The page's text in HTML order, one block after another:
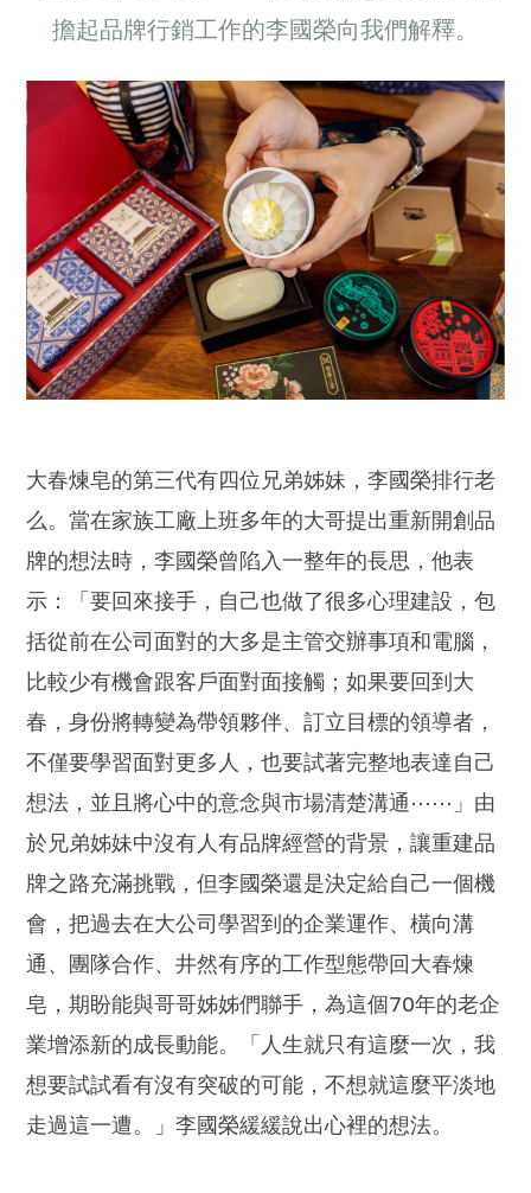
擔起品牌行銷工作的李國榮向我們解釋。
大春煉皂的第三代有四位兄弟姊妹，李國榮排行老
么。當在家族工廠上班多年的大哥提出重新開創品
牌的想法時，李國榮曾陷入一整年的長思，他表
示：「要回來接手，自己也做了很多心理建設，包
括從前在公司面對的大多是主管交辦事項和電腦，
比較少有機會跟客戶面對面接觸；如果要回到大
春，身份將轉變為帶領夥伴、訂立目標的領導者，
不僅要學習面對更多人，也要試著完整地表達自己
想法，並且將心中的意念與市場清楚溝通⋯⋯」由
於兄弟姊妹中沒有人有品牌經營的背景，讓重建品
牌之路充滿挑戰，但李國榮還是決定給自己一個機
會，把過去在大公司學習到的企業運作、橫向溝
通、團隊合作、井然有序的工作型態帶回大春煉
皂，期盼能與哥哥姊姊們聯手，為這個70年的老企
業增添新的成長動能。「人生就只有這麼一次，我
想要試試看有沒有突破的可能，不想就這麼平淡地
走過這一遭。」李國榮緩緩說出心裡的想法。